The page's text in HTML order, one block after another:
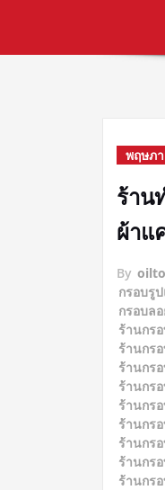
พฤษภ
ร้าน
ผ้าแ
By
กรอบรู
กรอบล
ร้านกร
ร้านกร
ร้านกร
ร้านกร
ร้านกร
ร้านกร
ร้านกร
ร้านกร
ร้านกร